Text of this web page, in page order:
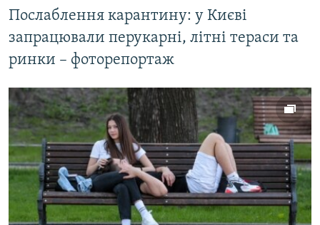
Послаблення карантину: у Києві
запрацювали перукарні, літні тераси та
ринки – фоторепортаж